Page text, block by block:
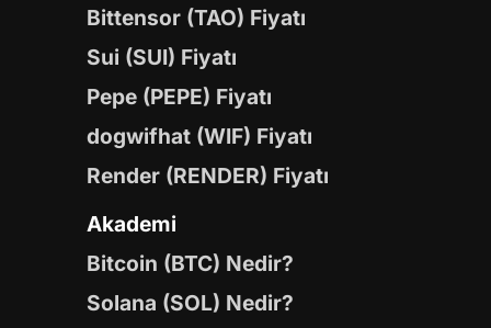
Bittensor (TAO) Fiyatı
Sui (SUI) Fiyatı
Pepe (PEPE) Fiyatı
dogwifhat (WIF) Fiyatı
Render (RENDER) Fiyatı
Akademi
Bitcoin (BTC) Nedir?
Solana (SOL) Nedir?